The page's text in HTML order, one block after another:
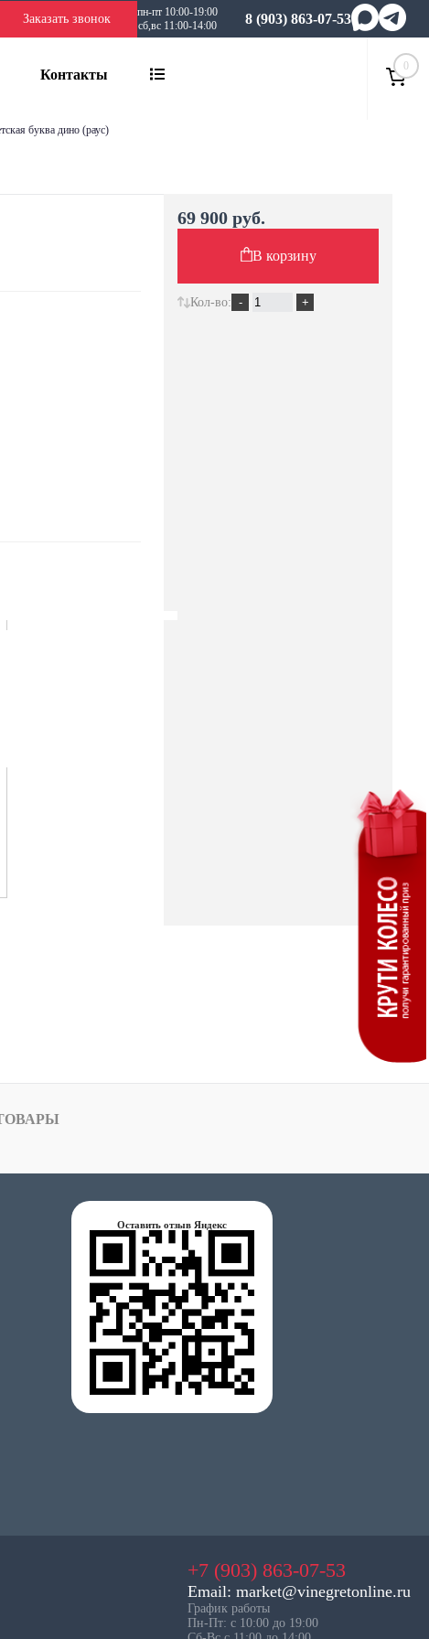
Заказать звонок
пн-пт 10:00-19:00
сб,вс 11:00-14:00
8 (903) 863-07-53
Контакты
0
буква дино (раус)
69 900 руб.
В корзину
Кол-во:
Оставить отзыв Яндекс
+7 (903) 863-07-53
Email: market@vinegretonline.ru
График работы
Пн-Пт: с 10:00 до 19:00